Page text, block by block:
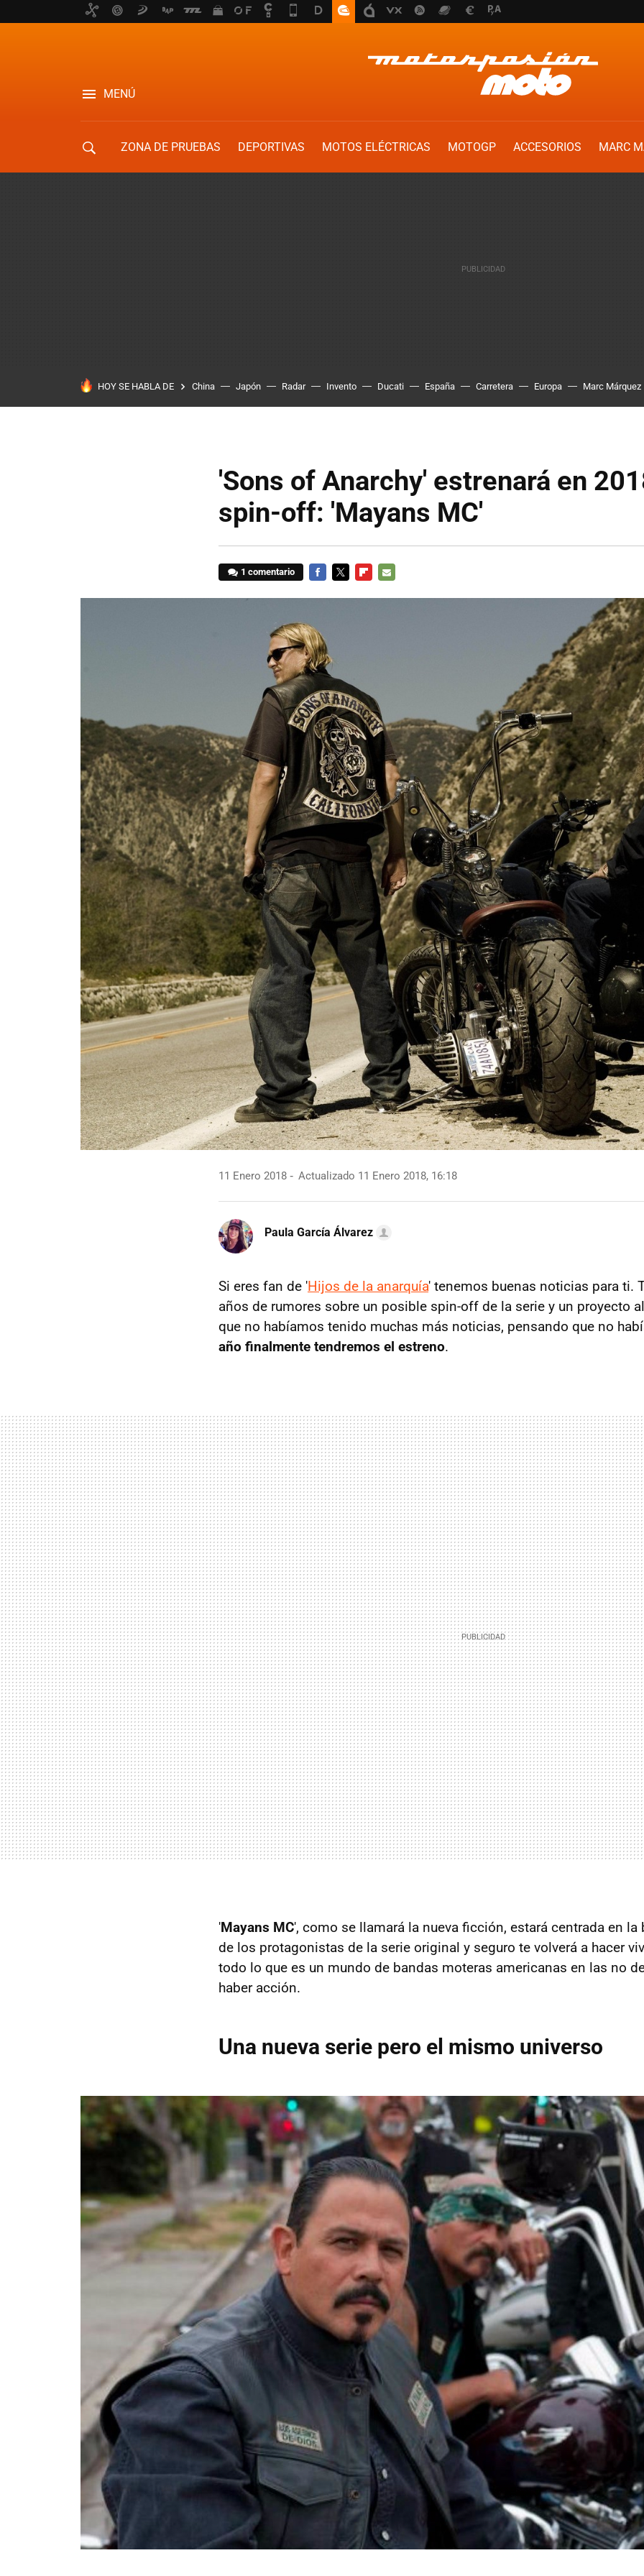
MENÚ
ZONA DE PRUEBAS DEPORTIVAS MOTOS ELÉCTRICAS MOTOGP ACCESORIOS
MARC
HOY SE HABLA DE China Japón Radar Invento Ducati España Carretera Europa Marc Márquez
'Sons of Anarchy' estrenará en
spin-off: 'Mayans MC'
1 comentario
11 Enero 2018 Actualizado 11 Enero 2018, 16:18
Paula García Álvarez
Si eres fan de 'Hijos de la anarquía' tenemos buenas noticias para ti.
años de rumores sobre un posible spin-off de la serie y un proyecto
que no habíamos tenido muchas más noticias, pensando que no
año finalmente tendremos el estreno.
'Mayans MC', como se llamará la nueva ficción, estará centrada en la
de los protagonistas de la serie original y seguro te volverá a hacer
todo lo que es un mundo de bandas moteras americanas en las no
haber acción.
Una nueva serie pero el mismo universo